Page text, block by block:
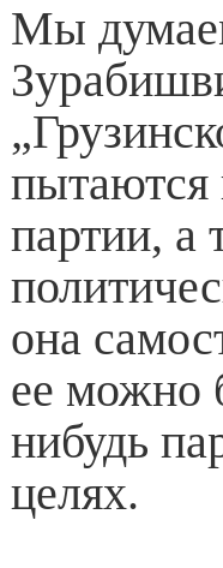
Мы
пытаются
партии, а
она
ее можно
нибудь
целях.